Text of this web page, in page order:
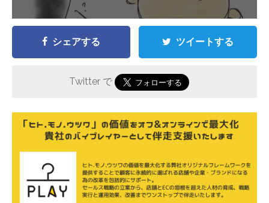
シェアする ツイートする
Twitter で